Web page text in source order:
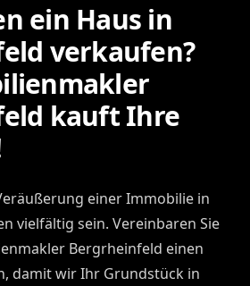
ein Haus in
verkaufen?
kauft Ihre
einer Immobilie in
vielfältig sein. Vereinbaren Sie
Bergrheinfeld einen
damit wir Ihr Grundstück in